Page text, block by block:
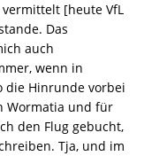
[heute VfL
Das
auch
wenn in
die Hinrunde vorbei
Wormatia und für
den Flug gebucht,
Tja, und im